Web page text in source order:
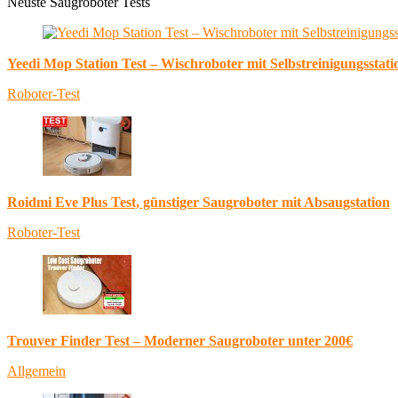
Yeedi Mop Station Test – Wischroboter mit
Roboter-Test
Roidmi Eve Plus Test, günstiger Saugroboter mit Absaugstation
Roboter-Test
Trouver Finder Test – Moderner Saugroboter unter 200€
Allgemein